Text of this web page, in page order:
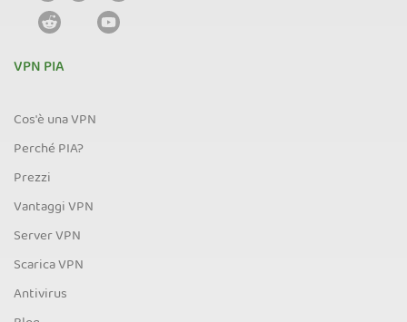
VPN PIA
Cos'è una VPN
Perché PIA?
Prezzi
Vantaggi VPN
Server VPN
Scarica VPN
Antivirus